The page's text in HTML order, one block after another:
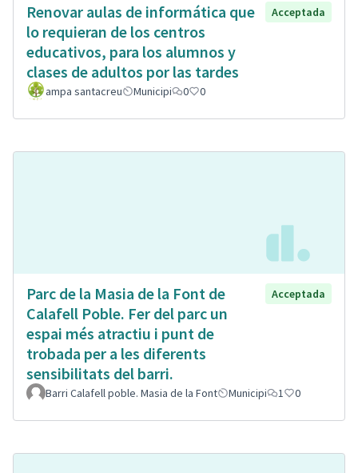
Renovar aulas de informática que
lo requieran de los centros
educativos, para los alumnos y
clases de adultos por las tardes
Acceptada
ampa santacreu Municipi 0 0
Parc de la Masia de la Font de
Calafell Poble. Fer del parc un
espai més atractiu i punt de
trobada per a les diferents
sensibilitats del barri.
Acceptada
Barri Calafell poble. Masia de la Font Municipi 1 0